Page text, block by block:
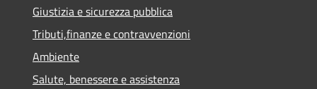
Giustizia e sicurezza pubblica
Tributi,finanze e contravvenzioni
Ambiente
Salute, benessere e assistenza